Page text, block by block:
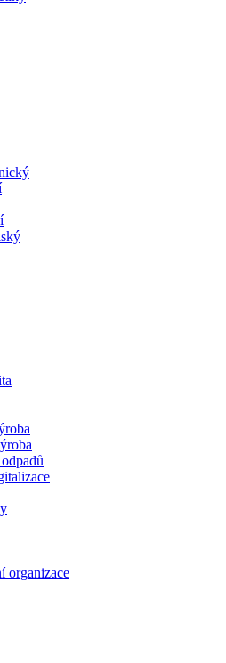
organizace